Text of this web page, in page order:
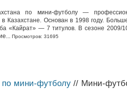
по мини-футболу —
Казахстане. Основан в 1998 году.
«Кайрат» — 7 титулов. В сезоне 2009/
Просмотров: 31695
по мини-футболу// Мини-